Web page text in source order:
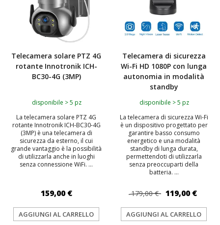
Telecamera solare PTZ 4G
rotante Innotronik ICH-
BC30-4G (3MP)
disponibile > 5 pz
La telecamera solare PTZ 4G
rotante Innotronik ICH-BC30-4G
(3MP) è una telecamera di
sicurezza da esterno, il cui
grande vantaggio è la possibilità
di utilizzarla anche in luoghi
senza connessione WiFi. ...
159,00 €
AGGIUNGI AL CARRELLO
Telecamera di sicurezza
Wi-Fi HD 1080P con lunga
autonomia in modalità
standby
disponibile > 5 pz
La telecamera di sicurezza Wi-Fi
è un dispositivo progettato per
garantire basso consumo
energetico e una modalità
standby di lunga durata,
permettendoti di utilizzarla
senza preoccuparti della
batteria. ...
179,00 € 119,00 €
AGGIUNGI AL CARRELLO